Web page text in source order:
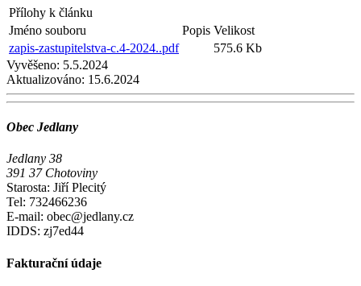
Přílohy k článku
Jméno souboru
Popis Velikost
zapis-zastupitelstva-c.4-2024..pdf
575.6 Kb
Vyvěšeno: 5.5.2024
Aktualizováno: 15.6.2024
Obec Jedlany
Jedlany 38
391 37 Chotoviny
Starosta: Jiří Plecitý
Tel: 732466236
E-mail: obec@jedlany.cz
IDDS: zj7ed44
Fakturační údaje